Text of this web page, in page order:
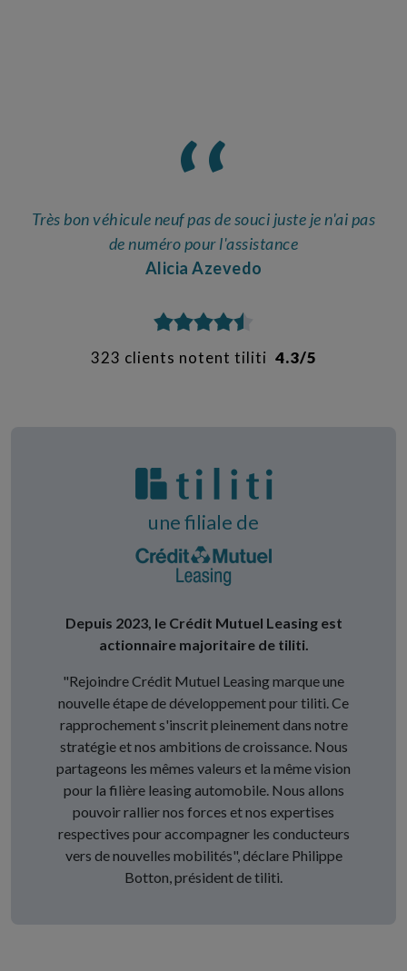
Très bon véhicule neuf pas de souci juste je n'ai pas
de numéro pour l'assistance
Alicia Azevedo
323 clients notent tiliti 4.3/5
une filiale de
Depuis 2023, le Crédit Mutuel Leasing est
actionnaire majoritaire de tiliti.
"Rejoindre Crédit Mutuel Leasing marque une
nouvelle étape de développement pour tiliti. Ce
rapprochement s'inscrit pleinement dans notre
stratégie et nos ambitions de croissance. Nous
partageons les mêmes valeurs et la même vision
pour la filière leasing automobile. Nous allons
pouvoir rallier nos forces et nos expertises
respectives pour accompagner les conducteurs
vers de nouvelles mobilités", déclare Philippe
Botton, président de tiliti.